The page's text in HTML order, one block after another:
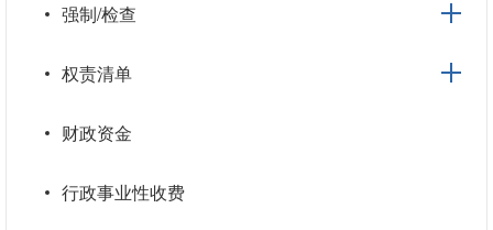
强制/检查
权责清单
财政资金
行政事业性收费